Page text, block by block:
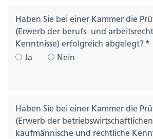
Haben Sie bei einer Kammer die
(Erwerb der berufs- und
Kenntnisse) erfolgreich abgelegt? *
Ja
Nein
Haben Sie bei einer Kammer die
(Erwerb der
kaufmännische und rechtliche